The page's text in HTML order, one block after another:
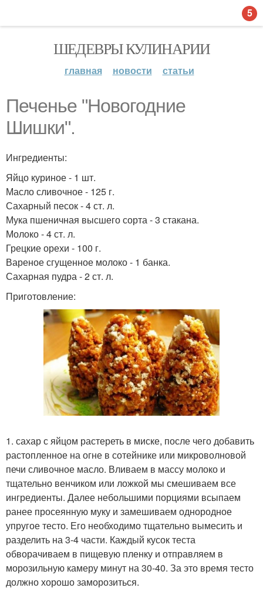
ШЕДЕВРЫ КУЛИНАРИИ
главная новости статьи
Печенье "Новогодние
Шишки".
Ингредиенты:
Яйцо куриное - 1 шт.
Масло сливочное - 125 г.
Сахарный песок - 4 ст. л.
Мука пшеничная высшего сорта - 3 стакана.
Молоко - 4 ст. л.
Грецкие орехи - 100 г.
Вареное сгущенное молоко - 1 банка.
Сахарная пудра - 2 ст. л.
Приготовление:
1. сахар с яйцом растереть в миске, после чего добавить
растопленное на огне в сотейнике или микроволновой
печи сливочное масло. Вливаем в массу молоко и
тщательно венчиком или ложкой мы смешиваем все
ингредиенты. Далее небольшими порциями всыпаем
ранее просеянную муку и замешиваем однородное
упругое тесто. Его необходимо тщательно вымесить и
разделить на 3-4 части. Каждый кусок теста
обворачиваем в пищевую пленку и отправляем в
морозильную камеру минут на 30-40. За это время тесто
должно хорошо заморозиться.
5